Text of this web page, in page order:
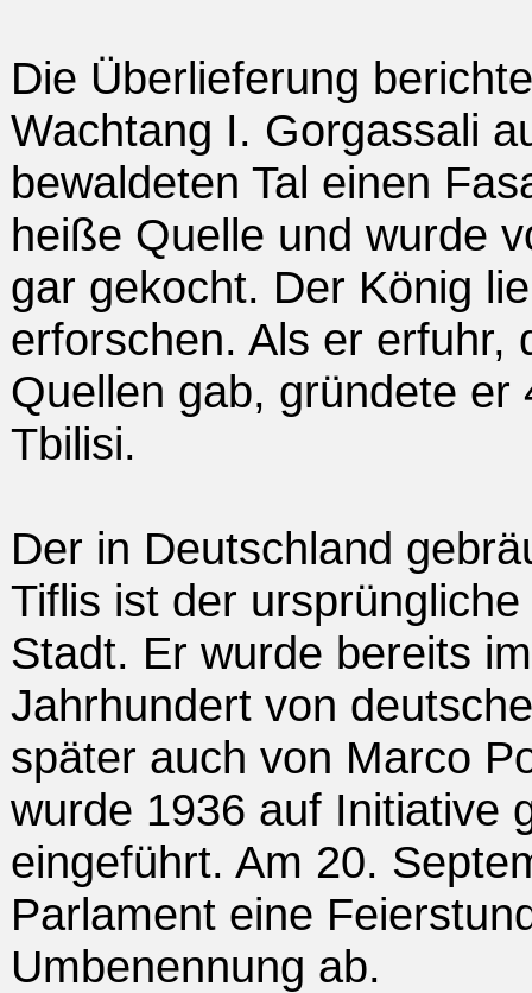
Die Überlieferung
Wachtang I. Gorgassali
bewaldeten Tal einen
heiße Quelle und wurde
gar gekocht. Der König
erforschen. Als er erfuhr,
Quellen gab, gründete
Tbilisi.
Der in Deutschland
Tiflis ist der
Stadt. Er wurde bereits
Jahrhundert von
später auch von Marco
wurde 1936 auf Initiative
eingeführt. Am 20.
Parlament eine
Umbenennung ab.